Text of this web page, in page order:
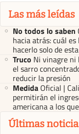
Las más leídas
No todos lo saben
hacia atrás: cuál
hacerlo solo de
Truco Ni vinagre ni
el sarro
reducir la presión
Medida Oficial |
permitirán el
americana a los
Últimas